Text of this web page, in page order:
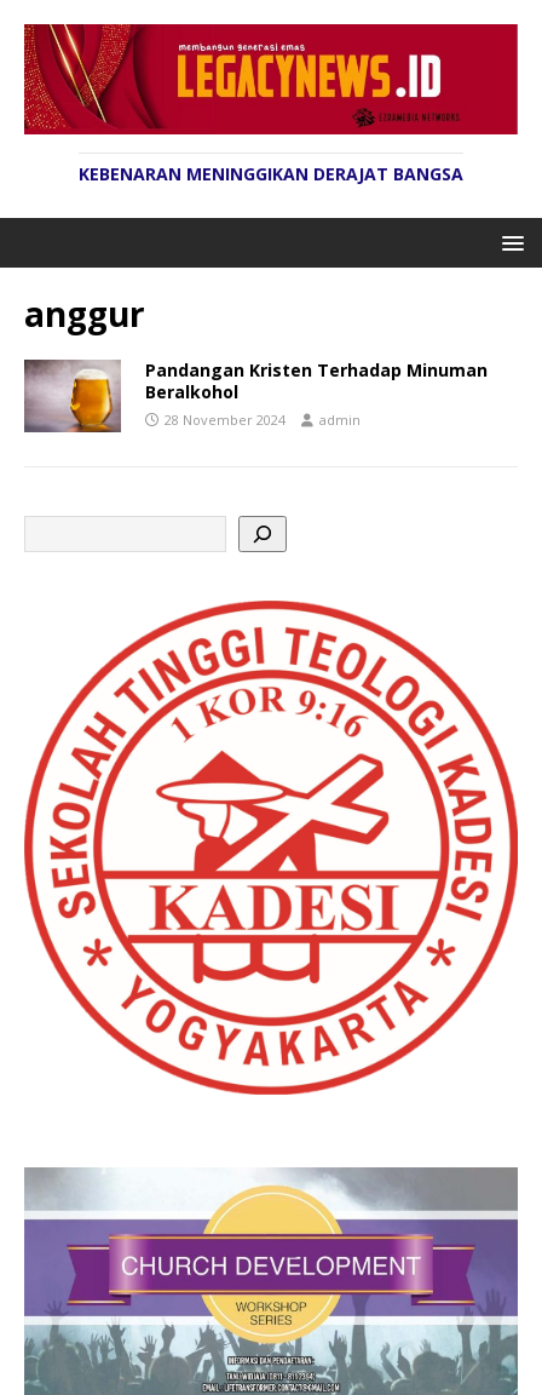
KEBENARAN MENINGGIKAN DERAJAT BANGSA
anggur
Pandangan Kristen Terhadap Minuman
Beralkohol
28 November 2024 admin